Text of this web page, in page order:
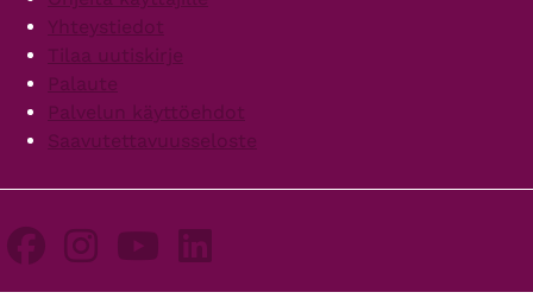
Yhteystiedot
Tilaa uutiskirje
Palaute
Palvelun käyttöehdot
Saavutettavuusseloste